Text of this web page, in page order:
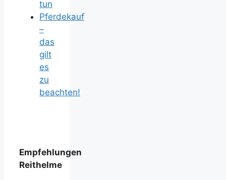
tun
Pferdekauf
–
das
gilt
es
zu
beachten!
Empfehlungen
Reithelme